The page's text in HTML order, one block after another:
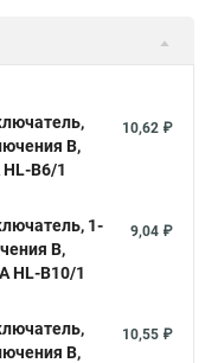
B,
B6/1
10,62 ₽
1-
B,
HL-B10/1
9,04 ₽
B,
10,55 ₽